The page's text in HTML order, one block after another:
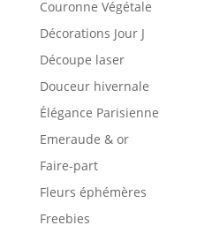
Couronne Végétale
Décorations Jour J
Découpe laser
Douceur hivernale
Élégance Parisienne
Emeraude & or
Faire-part
Fleurs éphémères
Freebies